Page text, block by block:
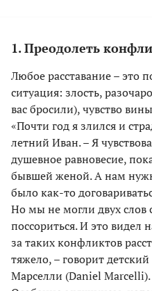
1. Преодолеть
Любое расставание – это
ситуация: злость,
вас бросили), чувство
«Почти год я злился и
летний Иван. – Я
душевное равновесие,
бывшей женой. А нам
было как-то
Но мы не могли двух слов
поссориться. И это видел
за таких конфликтов
тяжело, – говорит
Марселли (Daniel Marcelli).